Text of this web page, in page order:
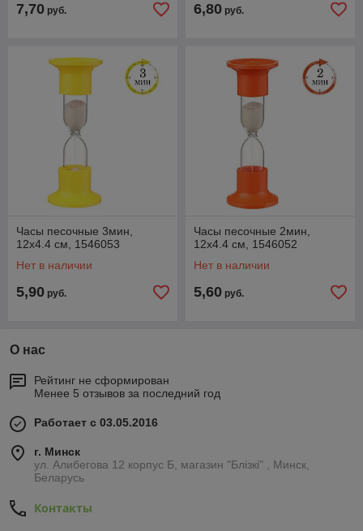
7,70 руб. 6,80 руб.
Часы песочные 3мин,
12х4.4 см, 1546053
Нет в наличии
5,90 руб.
Часы песочные 2мин,
12х4.4 см, 1546052
Нет в наличии
5,60 руб.
О нас
Рейтинг не сформирован
Менее 5 отзывов за последний год
Работает с 03.05.2016
г. Минск
ул. Алибегова 12 корпус Б, магазин "Блiзкi" , Минск,
Беларусь
Контакты